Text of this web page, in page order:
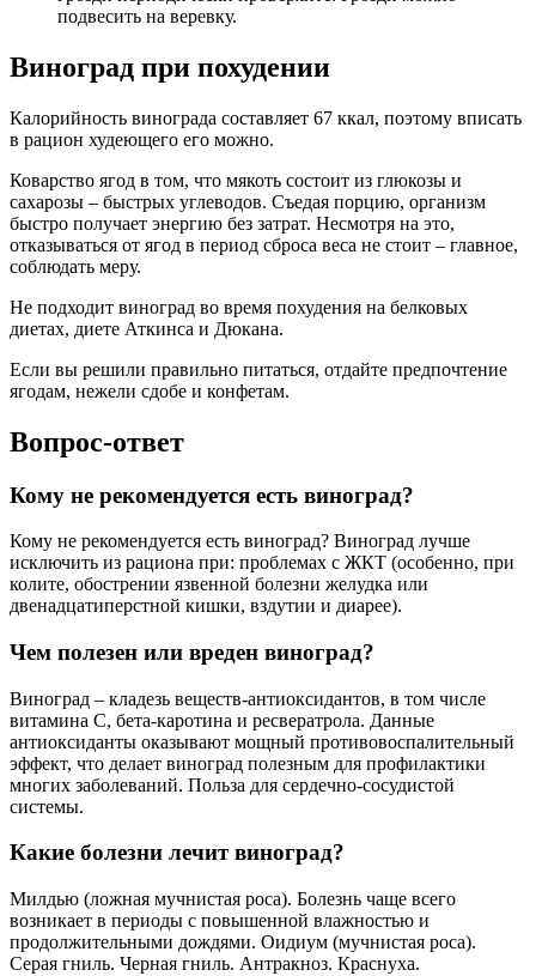
подвесить на веревку.
Виноград при похудении
Калорийность винограда составляет 67 ккал, поэтому вписать
в рацион худеющего его можно.
Коварство ягод в том, что мякоть состоит из глюкозы и
сахарозы – быстрых углеводов. Съедая порцию, организм
быстро получает энергию без затрат. Несмотря на это,
отказываться от ягод в период сброса веса не стоит – главное,
соблюдать меру.
Не подходит виноград во время похудения на белковых
диетах, диете Аткинса и Дюкана.
Если вы решили правильно питаться, отдайте предпочтение
ягодам, нежели сдобе и конфетам.
Вопрос-ответ
Кому не рекомендуется есть виноград?
Кому не рекомендуется есть виноград? Виноград лучше
исключить из рациона при: проблемах с ЖКТ (особенно, при
колите, обострении язвенной болезни желудка или
двенадцатиперстной кишки, вздутии и диарее).
Чем полезен или вреден виноград?
Виноград – кладезь веществ-антиоксидантов, в том числе
витамина С, бета-каротина и ресвератрола. Данные
антиоксиданты оказывают мощный противовоспалительный
эффект, что делает виноград полезным для профилактики
многих заболеваний. Польза для сердечно-сосудистой
системы.
Какие болезни лечит виноград?
Милдью (ложная мучнистая роса). Болезнь чаще всего
возникает в периоды с повышенной влажностью и
продолжительными дождями. Оидиум (мучнистая роса).
Серая гниль. Черная гниль. Антракноз. Краснуха.